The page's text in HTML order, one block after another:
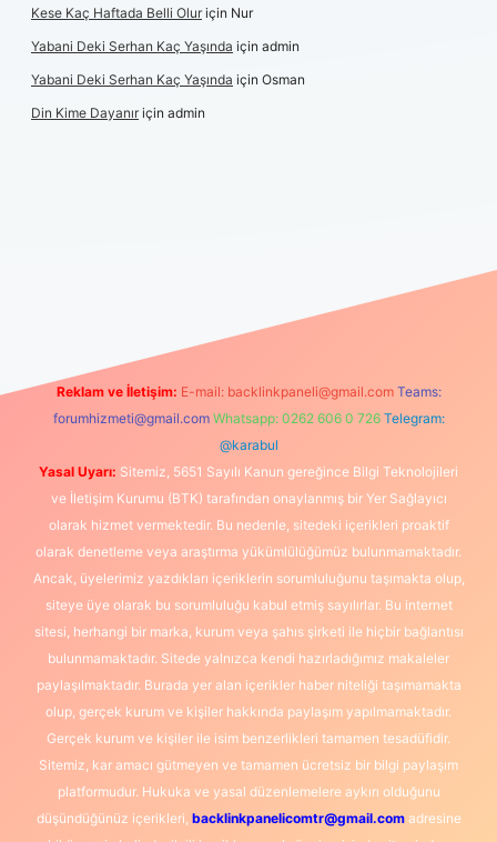
Kese Kaç Haftada Belli Oluriçin Nur
Yabani Deki Serhan Kaç Yaşında için admin
Yabani Deki Serhan Kaç Yaşında için Osman
Din Kime Dayanıriçin admin
Reklam ve İletişim: E-mail: backlinkpaneli@gmail.com Teams:
forumhizmeti@gmail.com Whatsapp: 0262 606 0 726 Telegram:
@karabul
Yasal Uyarı: Sitemiz, 5651 Sayılı Kanun gereğince Bilgi Teknolojileri
ve İletişim Kurumu (BTK) tarafından onaylanmış bir Yer Sağlayıcı
olarak hizmet vermektedir. Bu nedenle, sitedeki içerikleri proaktif
olarak denetleme veya araştırma yükümlülüğümüz bulunmamaktadır.
Ancak, üyelerimiz yazdıkları içeriklerin sorumluluğunu taşımakta olup,
siteye üye olarak bu sorumluluğu kabul etmiş sayılırlar. Bu internet
sitesi, herhangi bir marka, kurum veya şahıs şirketi ile hiçbir bağlantısı
bulunmamaktadır. Sitede yalnızca kendi hazırladığımız makaleler
paylaşılmaktadır. Burada yer alan içerikler haber niteliği taşımamakta
olup, gerçek kurum ve kişiler hakkında paylaşım yapılmamaktadır.
Gerçek kurum ve kişiler ile isim benzerlikleri tamamen tesadüfidir.
Sitemiz, kar amacı gütmeyen ve tamamen ücretsiz bir bilgi paylaşım
platformudur. Hukuka ve yasal düzenlemelere aykırı olduğunu
düşündüğünüz içerikleri, backlinkpanelicomtr@gmail.comadresine